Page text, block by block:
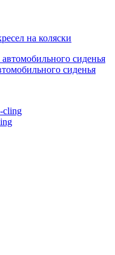
на коляски
сиденья